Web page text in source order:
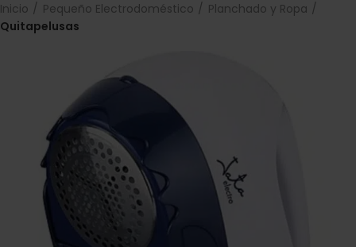
Inicio Pequeño Electrodoméstico
Planchado y Ropa
Quitapelusas